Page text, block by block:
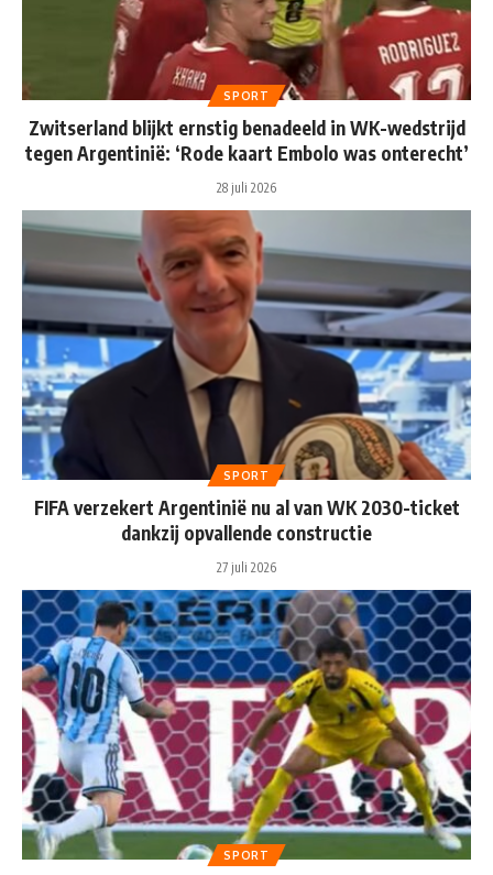
SPORT
Zwitserland blijkt ernstig benadeeld in WK-wedstrijd
tegen Argentinië: ‘Rode kaart Embolo was onterecht’
28 juli 2026
SPORT
FIFA verzekert Argentinië nu al van WK 2030-ticket
dankzij opvallende constructie
27 juli 2026
SPORT